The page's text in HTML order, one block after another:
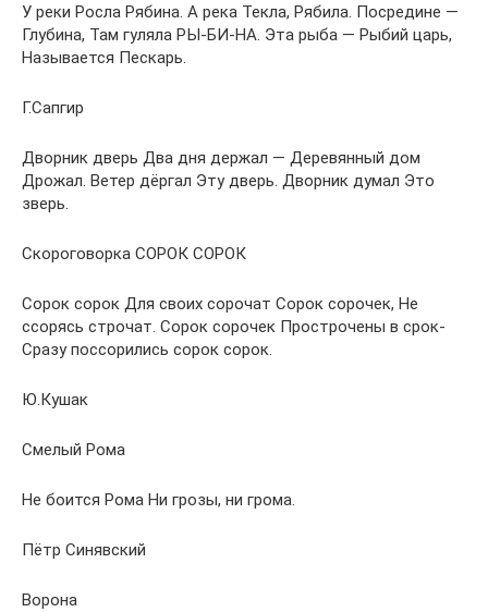
У реки Росла Рябина. А река Текла, Рябила. Посредине —
Глубина, Там гуляла РЫ-БИ-НА. Эта рыба — Рыбий царь,
Называется Пескарь.
Г.Сапгир
Дворник дверь Два дня держал — Деревянный дом
Дрожал. Ветер дёргал Эту дверь. Дворник думал Это
зверь.
Скороговорка СОРОК СОРОК
Сорок сорок Для своих сорочат Сорок сорочек, Не
ссорясь строчат. Сорок сорочек Прострочены в срок-
Сразу поссорились сорок сорок.
Ю.Кушак
Смелый Рома
Не боится Рома Ни грозы, ни грома.
Пётр Синявский
Ворона